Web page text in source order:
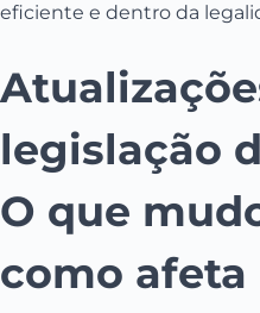
eficiente e dentro da
legislação
O que
como afeta